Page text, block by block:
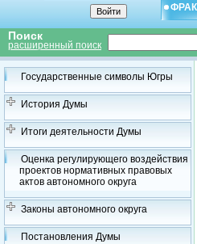
Поиск
расширенный поиск
Государственные символы Югры
История Думы
Итоги деятельности Думы
Оценка регулирующего воздействия
проектов нормативных правовых
актов автономного округа
Законы автономного округа
Постановления Думы